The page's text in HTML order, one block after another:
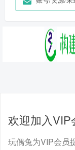
欢迎加入VIP
玩偶兔为VIP会员